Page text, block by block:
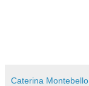
Caterina Montebello